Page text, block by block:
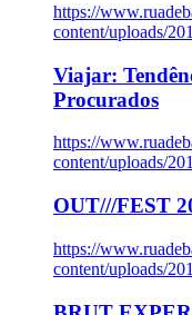
https://
content/uploads/
Viajar:
Procurados
https://
content/uploads/
OUT///FEST
https://
content/uploads/